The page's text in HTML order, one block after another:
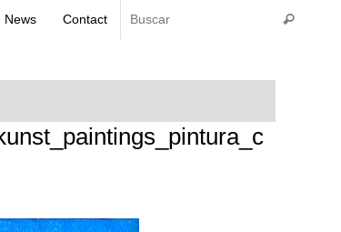
News Contact Buscar